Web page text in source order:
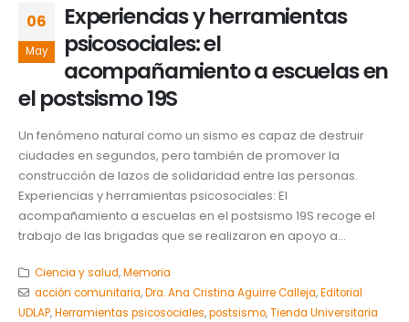
06
May
Experiencias y herramientas
psicosociales: el
acompañamiento a escuelas en
el postsismo 19S
Un fenómeno natural como un sismo es capaz de destruir
ciudades en segundos, pero también de promover la
construcción de lazos de solidaridad entre las personas.
Experiencias y herramientas psicosociales: El
acompañamiento a escuelas en el postsismo 19S recoge el
trabajo de las brigadas que se realizaron en apoyo a...
Ciencia y salud,Memoria
acción comunitaria,Dra. Ana Cristina Aguirre Calleja,Editorial
UDLAP,Herramientas psicosociales,postsismo,Tienda Universitaria